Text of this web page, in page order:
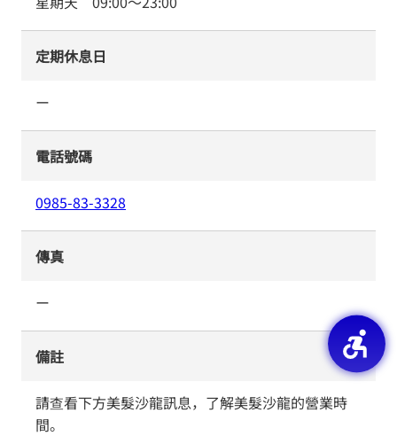
定期休息日
ー
電話號碼
0985-83-3328
傳真
ー
備註
請查看下方美髮沙龍訊息，了解美髮沙龍的營業時
間。